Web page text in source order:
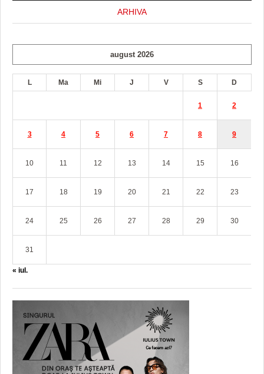
ARHIVA
august 2026
L Ma Mi J V S D
1 2
3 4 5 6 7 8 9
10 11 12 13 14 15 16
17 18 19 20 21 22 23
24 25 26 27 28 29 30
31
« iul.